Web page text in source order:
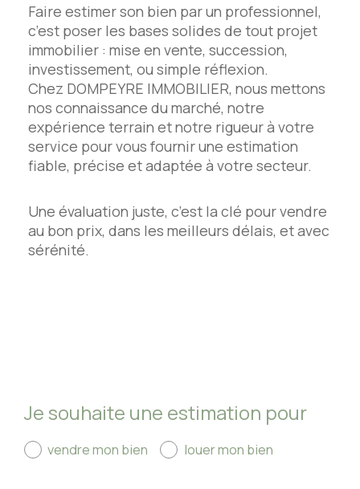
Faire estimer son bien par un professionnel,
c’est poser les bases solides de tout projet
immobilier : mise en vente, succession,
investissement, ou simple réflexion.
Chez DOMPEYRE IMMOBILIER, nous mettons
nos connaissance du marché, notre
expérience terrain et notre rigueur à votre
service pour vous fournir une estimation
fiable, précise et adaptée à votre secteur.
Une évaluation juste, c’est la clé pour vendre
au bon prix, dans les meilleurs délais, et avec
sérénité.
Je souhaite une estimation pour
vendre mon bien louer mon bien